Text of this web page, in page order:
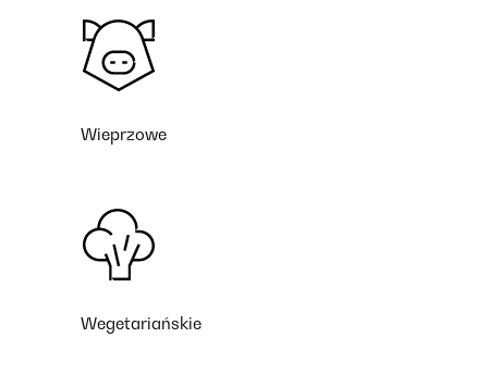
Wieprzowe
Wegetariańskie